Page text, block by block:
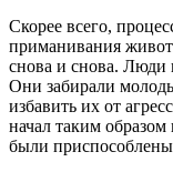
Скорее всего,
приманивания
снова и снова. Люди
Они забирали
избавить их от
начал таким
были